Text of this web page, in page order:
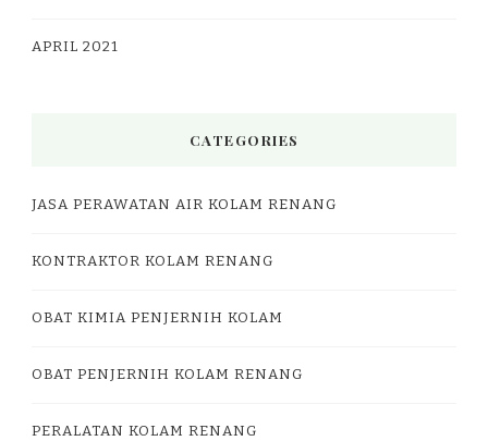
APRIL 2021
CATEGORIES
JASA PERAWATAN AIR KOLAM RENANG
KONTRAKTOR KOLAM RENANG
OBAT KIMIA PENJERNIH KOLAM
OBAT PENJERNIH KOLAM RENANG
PERALATAN KOLAM RENANG